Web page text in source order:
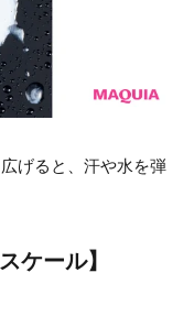
げると、汗や水を弾
ケール】